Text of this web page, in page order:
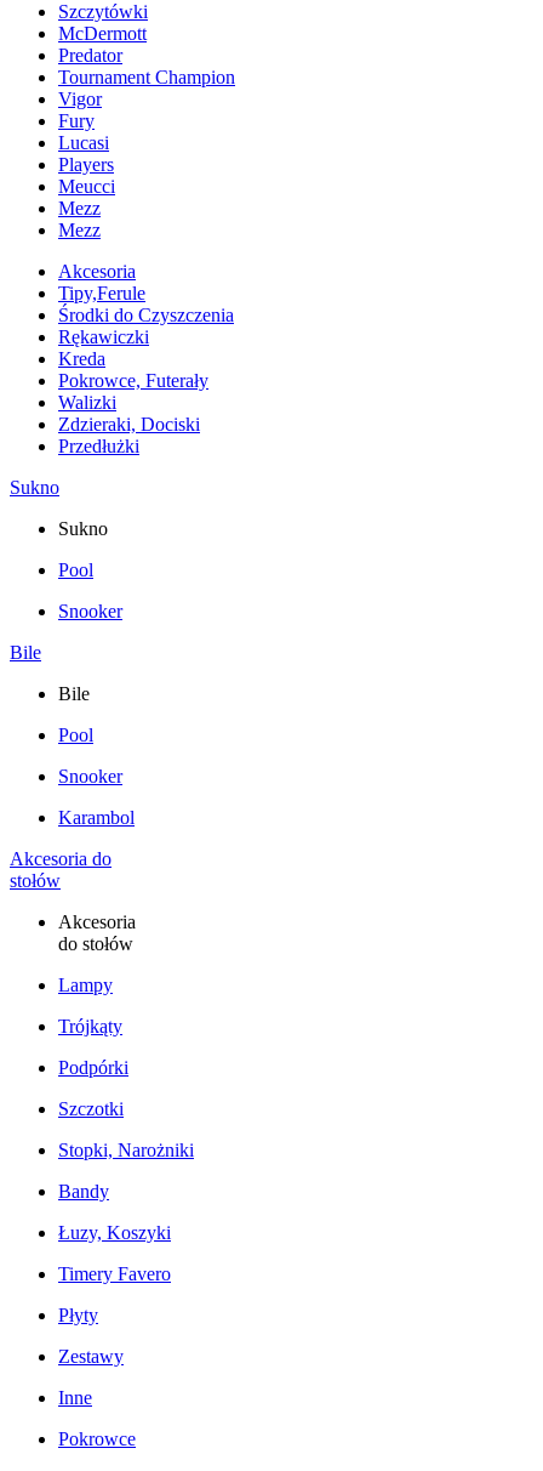
Szczytówki
McDermott
Predator
Tournament Champion
Vigor
Fury
Lucasi
Players
Meucci
Mezz
Mezz
Akcesoria
Tipy,Ferule
Środki do Czyszczenia
Rękawiczki
Kreda
Pokrowce, Futerały
Walizki
Zdzieraki, Dociski
Przedłużki
Sukno
Sukno
Pool
Snooker
Bile
Bile
Pool
Snooker
Karambol
Akcesoria do
stołów
Akcesoria
do stołów
Lampy
Trójkąty
Podpórki
Szczotki
Stopki, Narożniki
Bandy
Łuzy, Koszyki
Timery Favero
Płyty
Zestawy
Inne
Pokrowce